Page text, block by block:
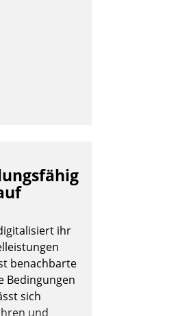
ihr
benachbarte
Bedingungen
sich
und